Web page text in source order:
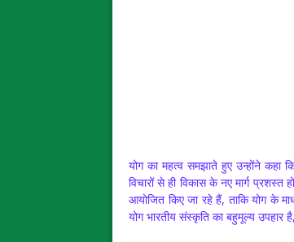
योग का महत्व समझाते हुए उन्होंने
विचारों से ही विकास के नए मार्ग प्रशस्त
आयोजित किए जा रहे हैं, ताकि योग के
योग भारतीय संस्कृति का बहुमूल्य उपहार